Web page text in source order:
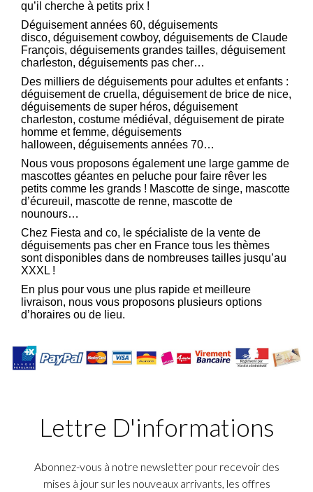
qu’il cherche à petits prix !
Déguisement années 60, déguisements
disco, déguisement cowboy, déguisements de Claude
François, déguisements grandes tailles, déguisement
charleston, déguisements pas cher…
Des milliers de déguisements pour adultes et enfants :
déguisement de cruella, déguisement de brice de nice,
déguisements de super héros, déguisement
charleston, costume médiéval, déguisement de pirate
homme et femme, déguisements
halloween, déguisements années 70…
Nous vous proposons également une large gamme de
mascottes géantes en peluche pour faire rêver les
petits comme les grands ! Mascotte de singe, mascotte
d’écureuil, mascotte de renne, mascotte de
nounours…
Chez Fiesta and co, le spécialiste de la vente de
déguisements pas cher en France tous les thèmes
sont disponibles dans de nombreuses tailles jusqu’au
XXXL !
En plus pour vous une plus rapide et meilleure
livraison, nous vous proposons plusieurs options
d’horaires ou de lieu.
Lettre D'informations
Abonnez-vous à notre newsletter pour recevoir des
mises à jour sur les nouveaux arrivants, les offres